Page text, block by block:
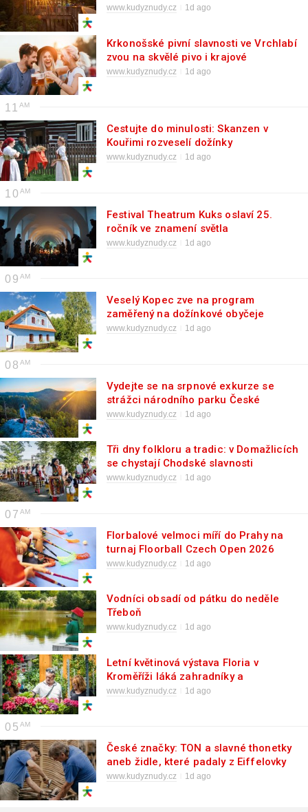
www.kudyznudy.cz 1d ago
Krkonošské pivní slavnosti ve Vrchlabí
zvou na skvělé pivo i krajové
speciality
www.kudyznudy.cz 1d ago
11
Cestujte do minulosti: Skanzen v
Kouřimi rozveselí dožínky
www.kudyznudy.cz 1d ago
10
Festival Theatrum Kuks oslaví 25.
ročník ve znamení světla
www.kudyznudy.cz 1d ago
09
Veselý Kopec zve na program
zaměřený na dožínkové obyčeje
www.kudyznudy.cz 1d ago
08
Vydejte se na srpnové exkurze se
strážci národního parku České
Švýcarsko!
www.kudyznudy.cz 1d ago
Tři dny folkloru a tradic: v Domažlicích
se chystají Chodské slavnosti
www.kudyznudy.cz 1d ago
07
Florbalové velmoci míří do Prahy na
turnaj Floorball Czech Open 2026
www.kudyznudy.cz 1d ago
Vodníci obsadí od pátku do neděle
Třeboň
www.kudyznudy.cz 1d ago
Letní květinová výstava Floria v
Kroměříži láká zahradníky a
zahrádkáře
www.kudyznudy.cz 1d ago
05
České značky: TON a slavné thonetky
aneb židle, které padaly z Eiffelovky
www.kudyznudy.cz 1d ago